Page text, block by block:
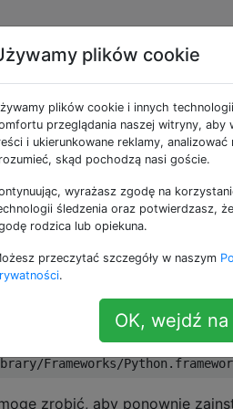
aktualizacji
uruchomić instalacji pip.
nowe foldery podczas
Python.framework/
itp. W tych folderach.
zrobić, aby ponownie
plików cookie
plików cookie i innych
przeglądania naszej witryny, aby
i ukierunkowane reklamy,
skąd pochodzą nasi goście.
wyrażasz zgodę na
śledzenia oraz potwierdzasz,
rodzica lub opiekuna.
przeczytać szczegóły w naszym
.
OK, wejdź